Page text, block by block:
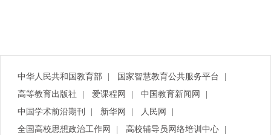
中华人民共和国教育部 国家智慧教育公共服务平台
高等教育出版社
爱课程网 中国教育新闻网
中国学术前沿期刊
新华网 人民网
全国高校思想政治工作网
高校辅导员网络培训中心